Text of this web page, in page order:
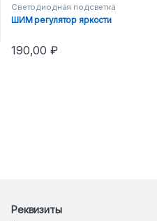
Светодиодная подсветка
ШИМ регулятор яркости
190,00₽
Реквизиты